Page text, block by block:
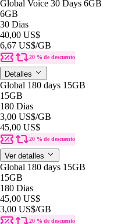
Global Voice 30 Days 6GB
6GB
30 Dias
40,00 US$
6,67 US$/GB
20 % de descuento
Detalles
Global 180 days 15GB
15GB
180 Dias
3,00 US$/GB
45,00 US$
20 % de descuento
Ver detalles
Global 180 days 15GB
15GB
180 Dias
45,00 US$
3,00 US$/GB
20 % de descuento